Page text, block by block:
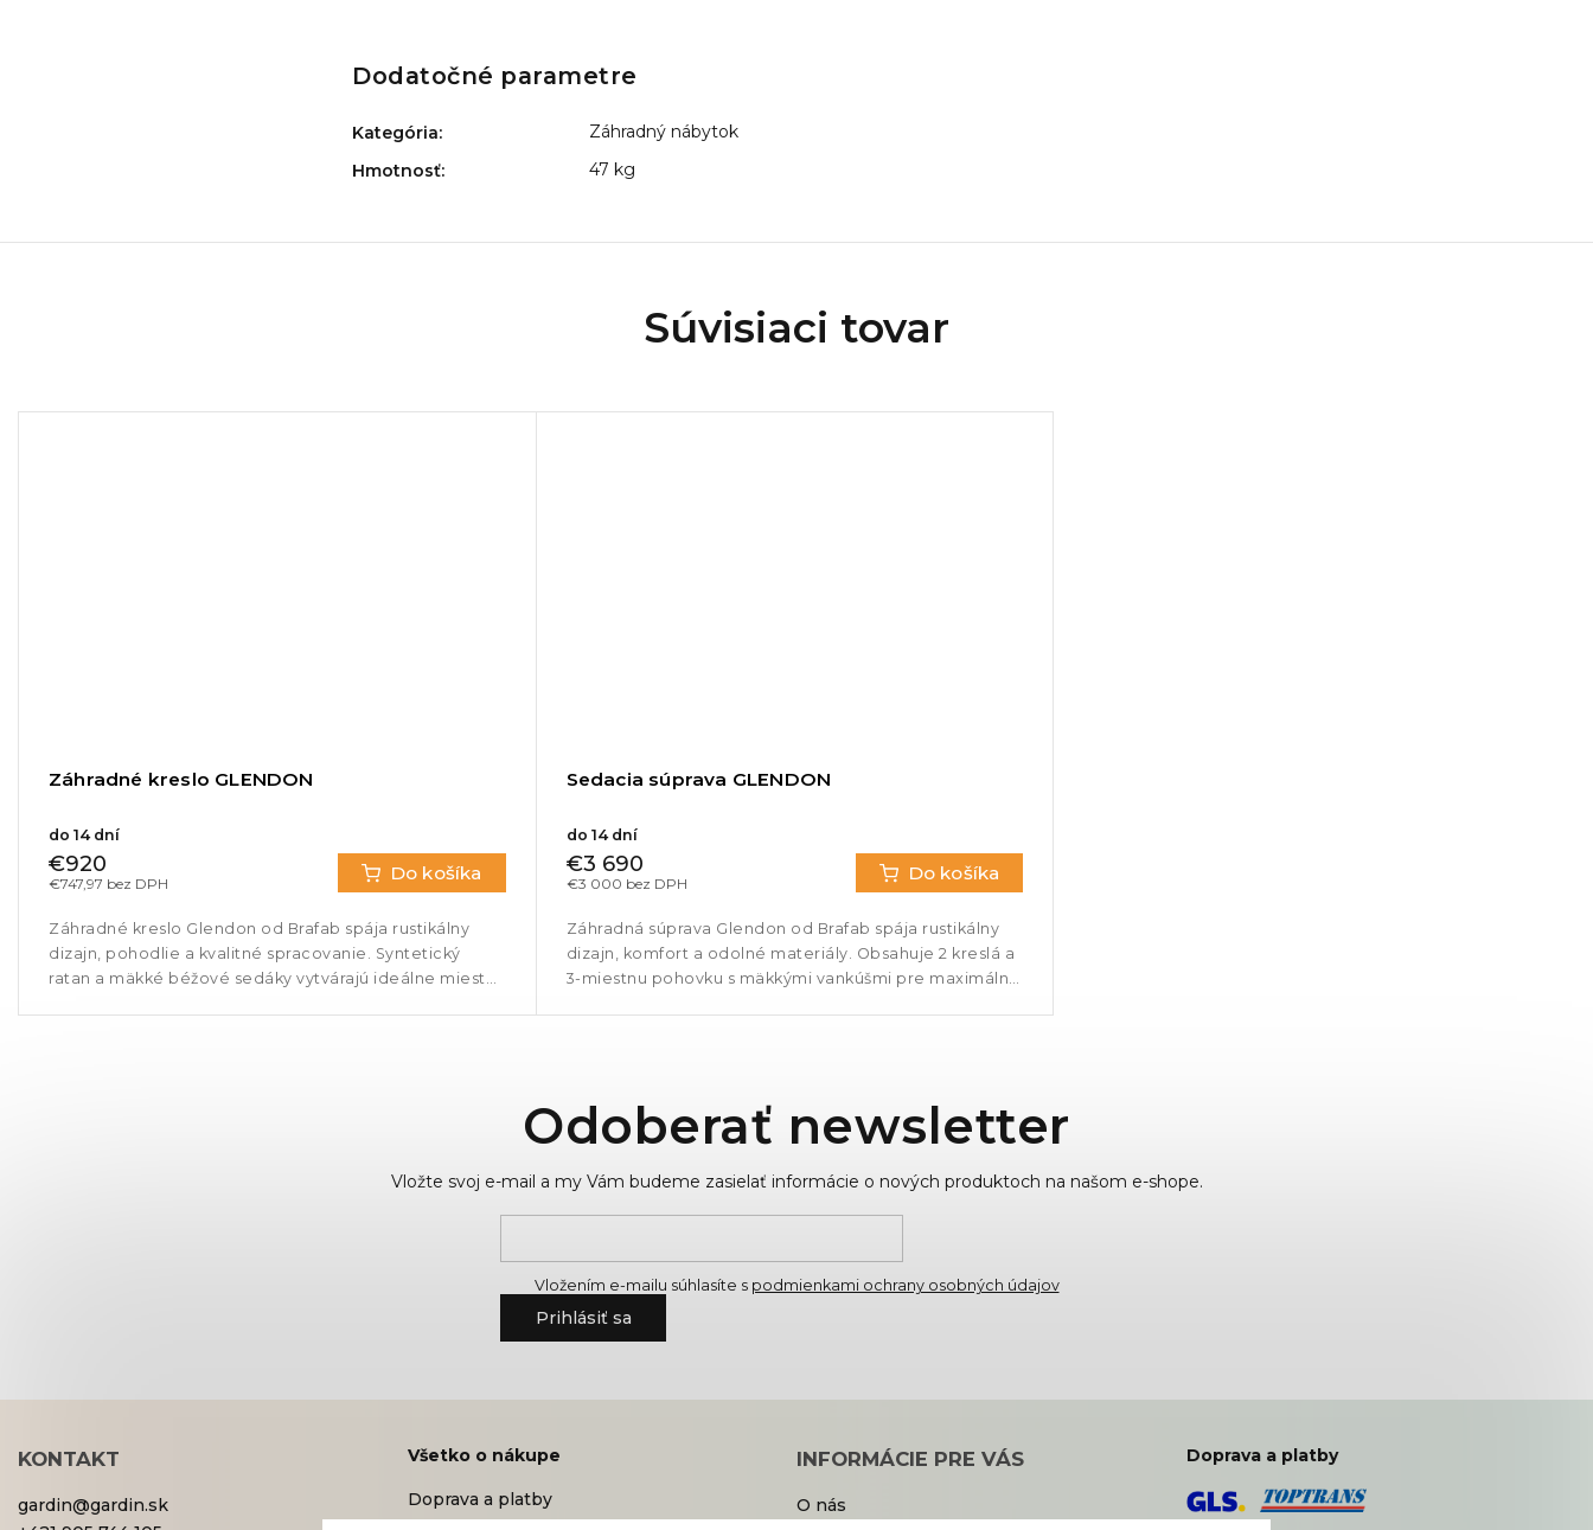
Dodatočné parametre
Kategória:
Záhradný nábytok
Hmotnosť: 47 kg
Súvisiaci tovar
Záhradné kreslo GLENDON
do 14 dní
€747,97 bez DPH
€920 Do košíka
Záhradné kreslo Glendon od Brafab spája rustikálny
dizajn, pohodlie a kvalitné spracovanie. Syntetický
ratan a mäkké béžové sedáky vytvárajú ideálne miesto
Sedacia súprava GLENDON
do 14 dní
€3 000 bez DPH
€3 690 Do košíka
Záhradná súprava Glendon od Brafab spája rustikálny
dizajn, komfort a odolné materiály. Obsahuje 2 kreslá a
3-miestnu pohovku s mäkkými vankúšmi pre maximálne
Odoberať newsletter
Vložte svoj e-mail a my Vám budeme zasielať informácie o nových produktoch na našom e-shope.
Vložením e-mailu súhlasíte s podmienkami ochrany osobných údajov
Prihlásiť sa
KONTAKT
gardin@gardin.sk
Všetko o nákupe
Doprava a platby
INFORMÁCIE PRE VÁS
O nás
Doprava a platby